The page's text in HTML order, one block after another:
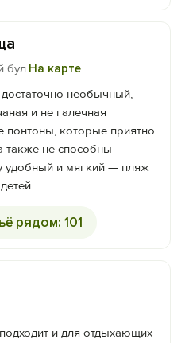
бул.На карте
необычный,
и не галечная
понтоны, которые приятно
также не способны
удобный и мягкий — пляж
рядом: 101
и для отдыхающих